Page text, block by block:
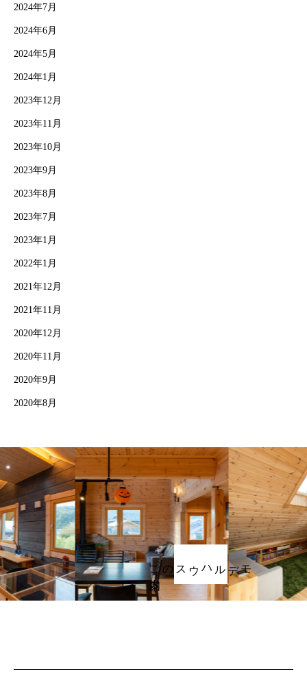
2024年7月
2024年6月
2024年5月
2024年1月
2023年12月
2023年11月
2023年10月
2023年9月
2023年8月
2023年7月
2023年1月
2022年1月
2021年12月
2021年11月
2020年12月
2020年11月
2020年9月
2020年8月
モデルハウスの
ご案内